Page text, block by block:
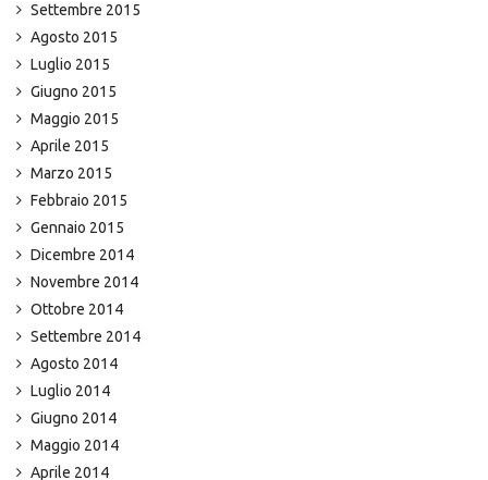
Settembre 2015
Agosto 2015
Luglio 2015
Giugno 2015
Maggio 2015
Aprile 2015
Marzo 2015
Febbraio 2015
Gennaio 2015
Dicembre 2014
Novembre 2014
Ottobre 2014
Settembre 2014
Agosto 2014
Luglio 2014
Giugno 2014
Maggio 2014
Aprile 2014